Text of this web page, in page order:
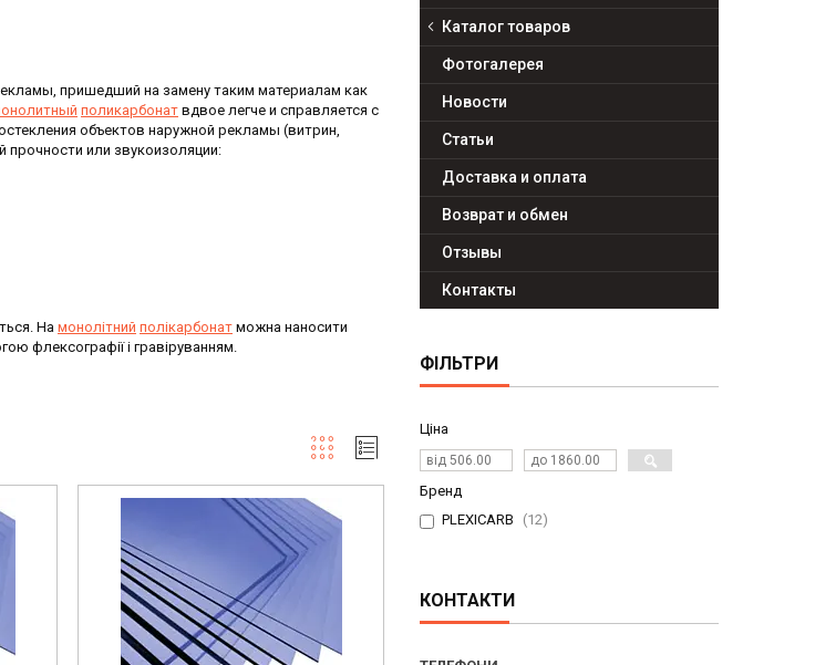
пришедший на замену таким материалам как
поликарбонат вдвое легче и справляется с
объектов наружной рекламы (витрин,
или звукоизоляции:
На монолітний полікарбонат можна наносити
флексографії і гравіруванням.
Каталог товаров
Фотогалерея
Новости
Статьи
Доставка и оплата
Возврат и обмен
Отзывы
Контакты
ФІЛЬТРИ
Ціна
Бренд
PLEXICARB
12
КОНТАКТИ